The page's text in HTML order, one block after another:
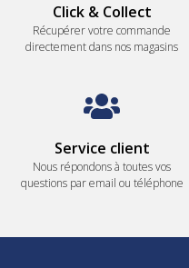
Click & Collect
Récupérer votre commande
directement dans nos magasins
Service client
Nous répondons à toutes vos
questions par email ou téléphone